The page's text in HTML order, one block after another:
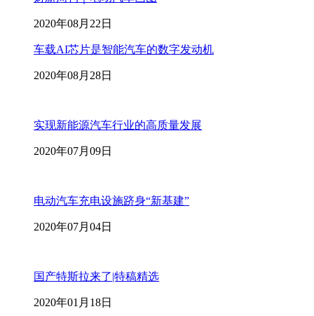
2020年08月22日
车载AI芯片是智能汽车的数字发动机
2020年08月28日
实现新能源汽车行业的高质量发展
2020年07月09日
电动汽车充电设施跻身“新基建”
2020年07月04日
国产特斯拉来了|特稿精选
2020年01月18日